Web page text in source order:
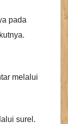
pada
melalui
surel.